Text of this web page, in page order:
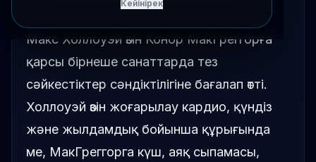
Макс Холлоуэй өзін Конор МакГреггорға
қарсы бірнеше санаттарда тез
сәйкестіктер сәндіктілігіне бағалап өтті.
Холлоуэй өзін жоғарылау кардио, қүндіз
және жылдамдық бойынша құрығында
ме, МакГреггорга күш, аяқ сыпамасы,
Кейінірек